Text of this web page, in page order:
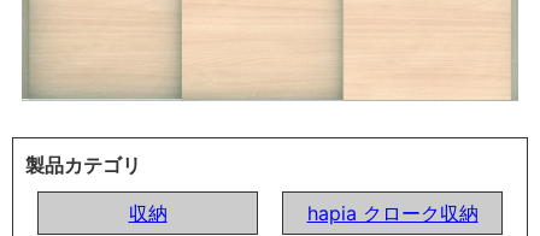
製品カテゴリ
収納
hapia クローク収納